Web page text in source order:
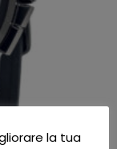
la tua